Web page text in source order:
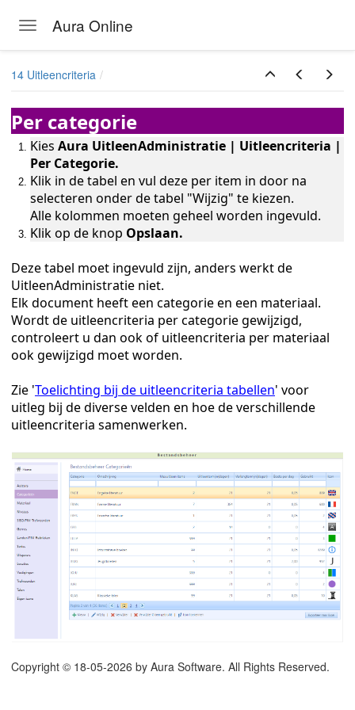
Toggle navigation
Aura Online
14 Uitleencriteria
Per categorie
Kies Aura UitleenAdministratie | Uitleencriteria |
Per Categorie.
Klik in de tabel en vul deze per item in door na
selecteren onder de tabel "Wijzig" te kiezen.
Alle kolommen moeten geheel worden ingevuld.
Klik op de knop Opslaan.
Deze tabel moet ingevuld zijn, anders werkt de
UitleenAdministratie niet.
Elk document heeft een categorie en een materiaal.
Wordt de uitleencriteria per categorie gewijzigd,
controleert u dan ook of uitleencriteria per materiaal
ook gewijzigd moet worden.
Zie 'Toelichting bij de uitleencriteria tabellen' voor
uitleg bij de diverse velden en hoe de verschillende
uitleencriteria samenwerken.
Copyright © 18-05-2026 by Aura Software. All Rights Reserved.